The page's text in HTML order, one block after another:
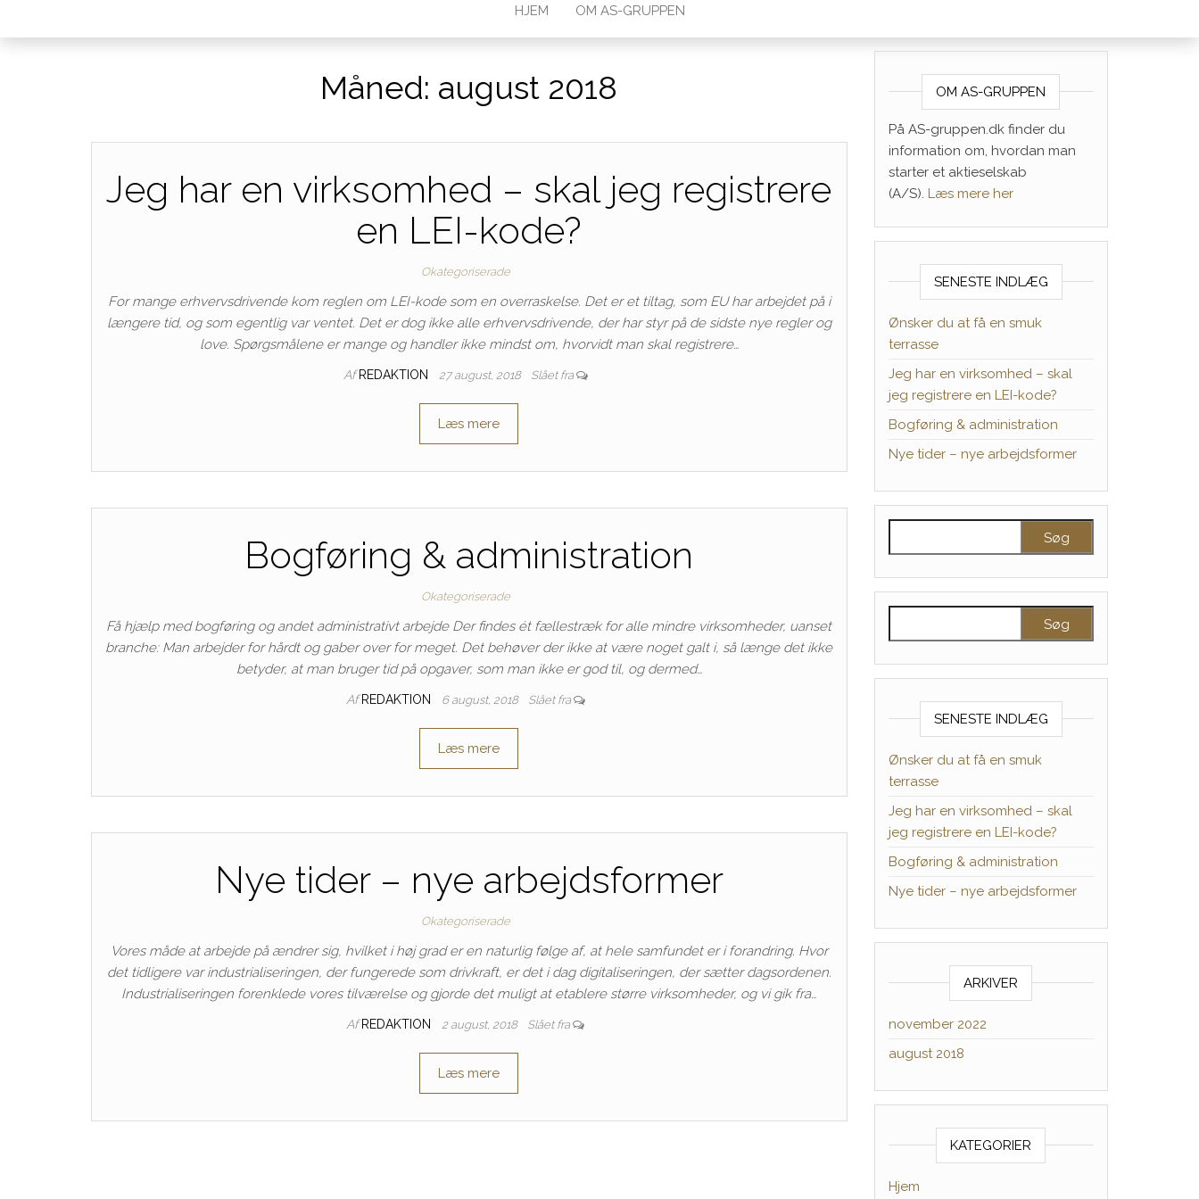
HJEM OM AS-GRUPPEN
Måned: august 2018
Jeg har en virksomhed – skal jeg registrere
en LEI-kode?
Okategoriserade
For mange erhvervsdrivende kom reglen om LEI-kode som en overraskelse. Det er et tiltag, som EU har arbejdet på i
længere tid, og som egentlig var ventet. Det er dog ikke alle erhvervsdrivende, der har styr på de sidste nye regler og
love. Spørgsmålene er mange og handler ikke mindst om, hvorvidt man skal registrere…
Af REDAKTION 27 august, 2018 Slået fra
Læs mere
Bogføring & administration
Okategoriserade
Få hjælp med bogføring og andet administrativt arbejde Der findes ét fællestræk for alle mindre virksomheder, uanset
branche: Man arbejder for hårdt og gaber over for meget. Det behøver der ikke at være noget galt i, så længe det ikke
betyder, at man bruger tid på opgaver, som man ikke er god til, og dermed…
Af REDAKTION 6 august, 2018 Slået fra
Læs mere
Nye tider – nye arbejdsformer
Okategoriserade
Vores måde at arbejde på ændrer sig, hvilket i høj grad er en naturlig følge af, at hele samfundet er i forandring. Hvor
det tidligere var industrialiseringen, der fungerede som drivkraft, er det i dag digitaliseringen, der sætter dagsordenen.
Industrialiseringen forenklede vores tilværelse og gjorde det muligt at etablere større virksomheder, og vi gik fra…
Af REDAKTION 2 august, 2018 Slået fra
Læs mere
OM AS-GRUPPEN
På AS-gruppen.dk finder du
information om, hvordan man
starter et aktieselskab
(A/S). Læs mere her
SENESTE INDLÆG
Ønsker du at få en smuk
terrasse
Jeg har en virksomhed – skal
jeg registrere en LEI-kode?
Bogføring & administration
Nye tider – nye arbejdsformer
SENESTE INDLÆG
Ønsker du at få en smuk
terrasse
Jeg har en virksomhed – skal
jeg registrere en LEI-kode?
Bogføring & administration
Nye tider – nye arbejdsformer
ARKIVER
november 2022
august 2018
KATEGORIER
Hjem